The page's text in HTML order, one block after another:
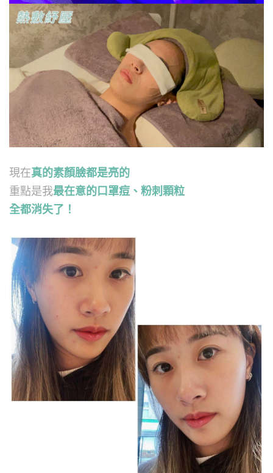
現在真的素顏臉都是亮的
重點是我最在意的口罩痘、粉刺顆粒
全都消失了！